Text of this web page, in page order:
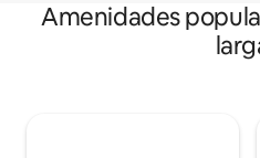
Amenidades